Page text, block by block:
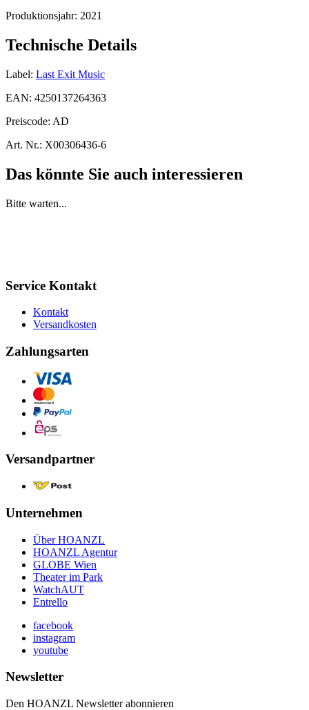
Produktionsjahr: 2021
Technische Details
Label: Last Exit Music
EAN: 4250137264363
Preiscode: AD
Art. Nr.: X00306436-6
Das könnte Sie auch interessieren
Bitte warten...
Service Kontakt
Kontakt
Versandkosten
Zahlungsarten
Versandpartner
Unternehmen
Über HOANZL
HOANZL Agentur
GLOBE Wien
Theater im Park
WatchAUT
Entrello
facebook
instagram
youtube
Newsletter
Den HOANZL Newsletter abonnieren